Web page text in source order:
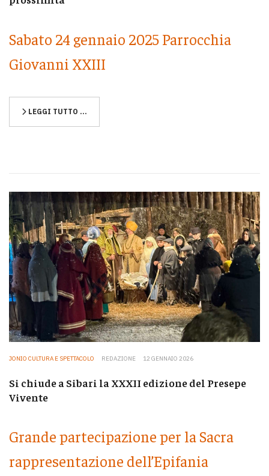
Sabato 24 gennaio 2025 Parrocchia
Giovanni XXIII
LEGGI TUTTO …
JONIO CULTURA E SPETTACOLO REDAZIONE 12 GENNAIO 2026
Si chiude a Sibari la XXXII edizione del Presepe
Vivente
Grande partecipazione per la Sacra
rappresentazione dell’Epifania